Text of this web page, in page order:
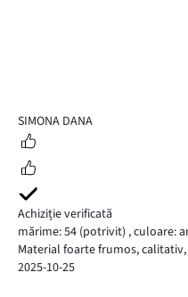
5
SIMONA DANA
Achiziție verificată
mărime: 54 (potrivit) ,culoare:
Material foarte frumos, calitativ,
2025-10-25